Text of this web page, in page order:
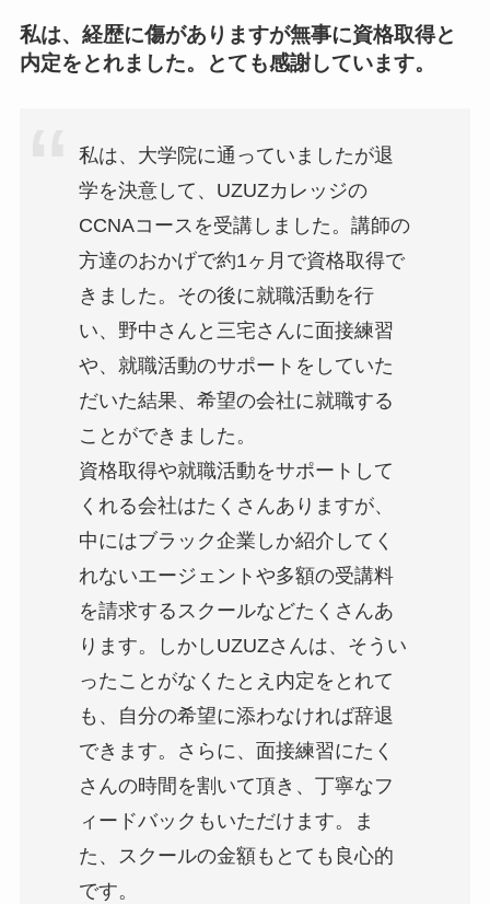
私は、経歴に傷がありますが無事に資格取得と
内定をとれました。とても感謝しています。
私は、大学院に通っていましたが退
学を決意して、UZUZカレッジの
CCNAコースを受講しました。講師の
方達のおかげで約1ヶ月で資格取得で
きました。その後に就職活動を行
い、野中さんと三宅さんに面接練習
や、就職活動のサポートをしていた
だいた結果、希望の会社に就職する
ことができました。
資格取得や就職活動をサポートして
くれる会社はたくさんありますが、
中にはブラック企業しか紹介してく
れないエージェントや多額の受講料
を請求するスクールなどたくさんあ
ります。しかしUZUZさんは、そうい
ったことがなくたとえ内定をとれて
も、自分の希望に添わなければ辞退
できます。さらに、面接練習にたく
さんの時間を割いて頂き、丁寧なフ
ィードバックもいただけます。ま
た、スクールの金額もとても良心的
です。